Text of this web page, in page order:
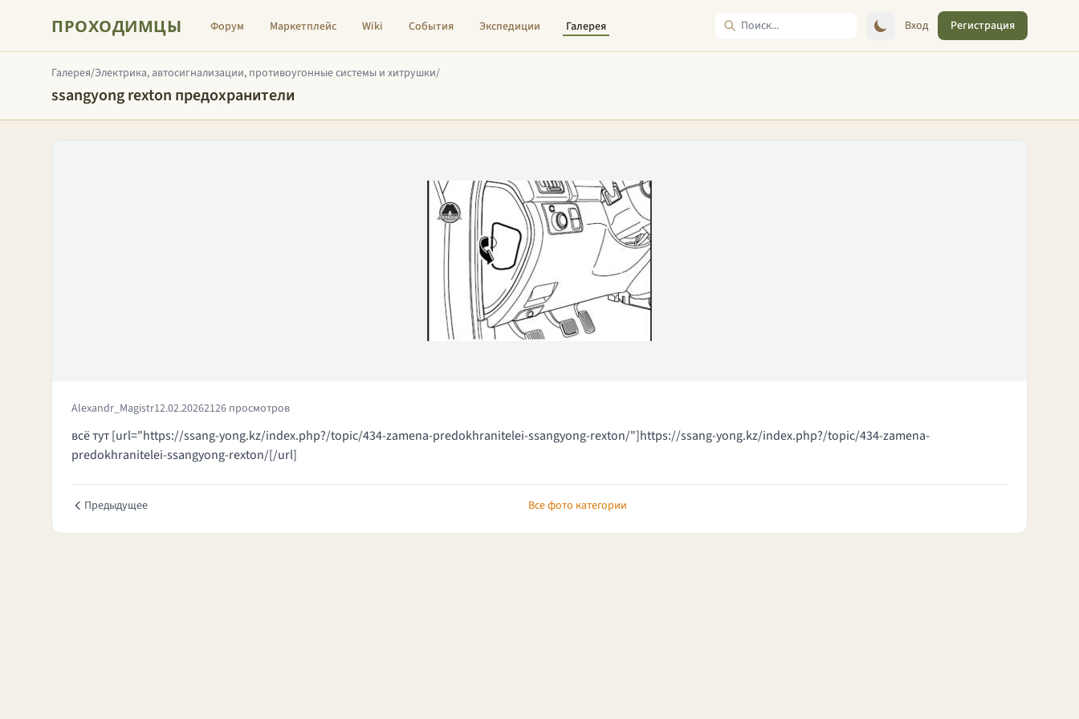
ПРОХОДИМЦЫ Форум Маркетплейс Wiki События Экспедиции Галерея Вход Регистрация
Галерея/Электрика, автосигнализации, противоугонные системы и хитрушки/
ssangyong rexton предохранители
Alexandr_Magistr12.02.20262126 просмотров
всё тут [url="https://ssang-yong.kz/index.php?/topic/434-zamena-predokhranitelei-ssangyong-rexton/"]https://ssang-yong.kz/index.php?/topic/434-zamena-
predokhranitelei-ssangyong-rexton/[/url]
Предыдущее Все фото категории